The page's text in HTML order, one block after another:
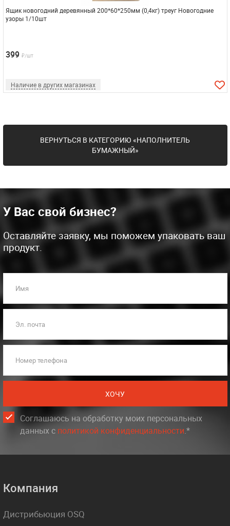
Ящик новогодний деревянный 200*60*250мм (0,4кг) треуг Новогодние
узоры 1/10шт
399 ₽/шт
Наличие в других магазинах
ВЕРНУТЬСЯ В КАТЕГОРИЮ «НАПОЛНИТЕЛЬ
БУМАЖНЫЙ»
У Вас свой бизнес?
Оставляйте заявку, мы поможем упаковать ваш
продукт.
Имя
Эл. почта
Номер телефона
ХОЧУ
Соглашаюсь на обработку моих персональных
данных c политикой конфиденциальности.*
Компания
Дистрибьюция OSQ